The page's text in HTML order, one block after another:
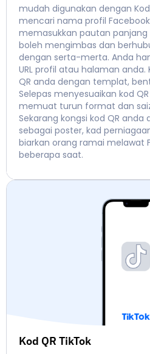
mudah digunakan dengan
mencari nama profil
memasukkan pautan panjang
boleh mengimbas dan
dengan serta-merta. Anda
URL profil atau halaman
QR anda dengan templat,
Selepas menyesuaikan kod
memuat turun format dan
Sekarang kongsi kod QR
sebagai poster, kad
biarkan orang ramai melawat
beberapa saat.
Kod QR TikTok